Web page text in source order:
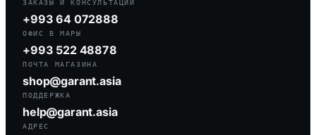
ЗАКАЗЫ И КОНСУЛЬТАЦИИ
+993 64 072888
ОФИС В МАРЫ
+993 522 48878
ПОЧТА МАГАЗИНА
shop@garant.asia
ПОДДЕРЖКА
help@garant.asia
АДРЕС